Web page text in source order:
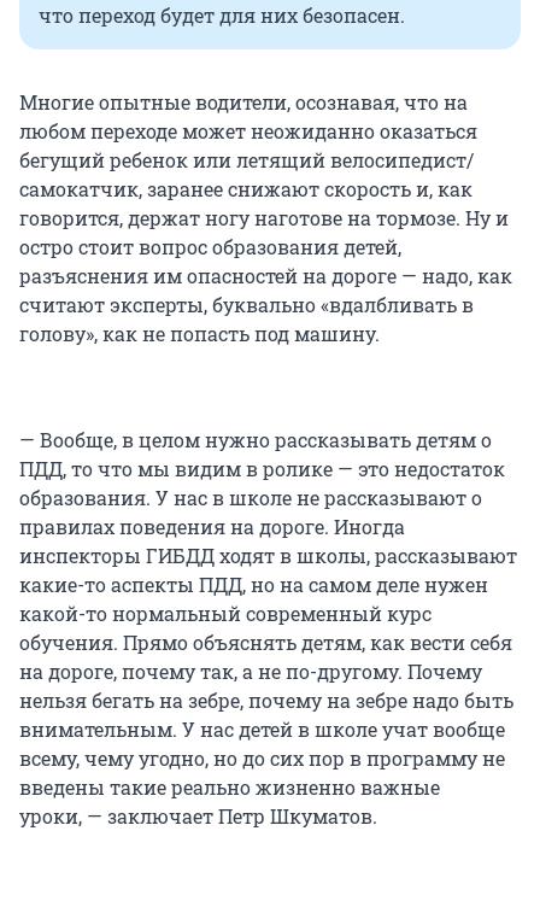
что переход будет для них безопасен.
Многие опытные водители, осознавая, что на
любом переходе может неожиданно оказаться
бегущий ребенок или летящий велосипедист/
самокатчик, заранее снижают скорость и, как
говорится, держат ногу наготове на тормозе. Ну и
остро стоит вопрос образования детей,
разъяснения им опасностей на дороге — надо, как
считают эксперты, буквально «вдалбливать в
голову», как не попасть под машину.
— Вообще, в целом нужно рассказывать детям о
ПДД, то что мы видим в ролике — это недостаток
образования. У нас в школе не рассказывают о
правилах поведения на дороге. Иногда
инспекторы ГИБДД ходят в школы, рассказывают
какие-то аспекты ПДД, но на самом деле нужен
какой-то нормальный современный курс
обучения. Прямо объяснять детям, как вести себя
на дороге, почему так, а не по-другому. Почему
нельзя бегать на зебре, почему на зебре надо быть
внимательным. У нас детей в школе учат вообще
всему, чему угодно, но до сих пор в программу не
введены такие реально жизненно важные
уроки, — заключает Петр Шкуматов.